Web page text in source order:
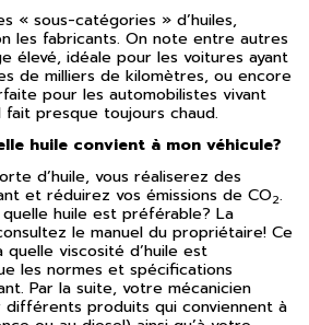
« sous-catégories » d’huiles,
les fabricants. On note entre autres
élevé, idéale pour les voitures ayant
de milliers de kilomètres, ou encore
pour les automobilistes vivant
presque toujours chaud.
huile convient à mon véhicule?
d’huile, vous réaliserez des
et réduirez vos émissions de CO2.
huile est préférable? La
le manuel du propriétaire! Ce
viscosité d’huile est
les normes et spécifications
Par la suite, votre mécanicien
différents produits qui conviennent à